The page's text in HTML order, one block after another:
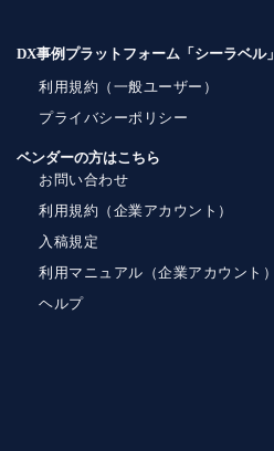
DX事例プラットフォーム「シーラベル」
利用規約（一般ユーザー）
プライバシーポリシー
ベンダーの方はこちら
お問い合わせ
利用規約（企業アカウント）
入稿規定
利用マニュアル（企業アカウント）
ヘルプ